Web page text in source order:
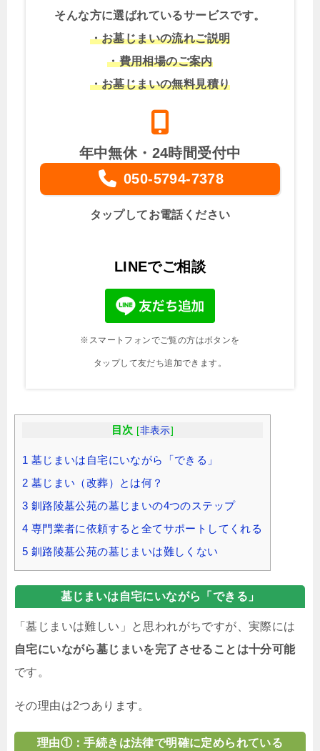
そんな方に選ばれているサービスです。
・お墓じまいの流れご説明
・費用相場のご案内
・お墓じまいの無料見積り
年中無休・24時間受付中
050-5794-7378
タップしてお電話ください
LINEでご相談
※スマートフォンでご覧の方はボタンを
タップして友だち追加できます。
目次 [非表示]
1 墓じまいは自宅にいながら「できる」
2 墓じまい（改葬）とは何？
3 釧路陵墓公苑の墓じまいの4つのステップ
4 専門業者に依頼すると全てサポートしてくれる
5 釧路陵墓公苑の墓じまいは難しくない
墓じまいは自宅にいながら「できる」
「墓じまいは難しい」と思われがちですが、実際には
自宅にいながら墓じまいを完了させることは十分可能
です。
その理由は2つあります。
理由①：手続きは法律で明確に定められている